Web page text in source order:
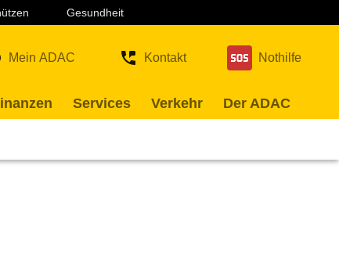
Gesundheit
Mein ADAC Kontakt Nothilfe
Services Verkehr Der ADAC